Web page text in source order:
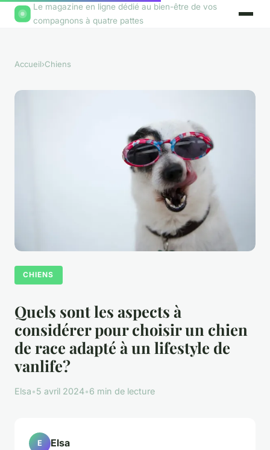
Le magazine en ligne dédié au bien-être de vos
compagnons à quatre pattes
Accueil›Chiens
CHIENS
Quels sont les aspects à
considérer pour choisir un chien
de race adapté à un lifestyle de
vanlife?
Elsa•5 avril 2024•6 min de lecture
E Elsa